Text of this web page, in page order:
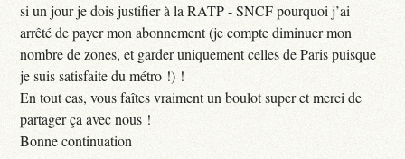
si un jour je dois justifier à la RATP - SNCF pourquoi j’ai
arrêté de payer mon abonnement (je compte diminuer mon
nombre de zones, et garder uniquement celles de Paris puisque
je suis satisfaite du métro !) !
En tout cas, vous faîtes vraiment un boulot super et merci de
partager ça avec nous !
Bonne continuation